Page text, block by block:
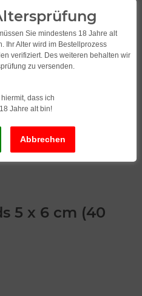
5 x 6 cm (40
Sie mindestens 18 Jahre alt
Ihr Alter wird im Bestellprozess
verifiziert. Des weiteren behalten wir
zu versenden.
dass ich
Jahre alt bin!